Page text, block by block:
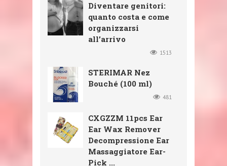
Diventare genitori:
quanto costa e come
organizzarsi
all’arrivo
1513
STERIMAR Nez
Bouché (100 ml)
481
CXGZZM 11pcs Ear
Ear Wax Remover
Decompressione Ear
Massaggiatore Ear-
Pick ...